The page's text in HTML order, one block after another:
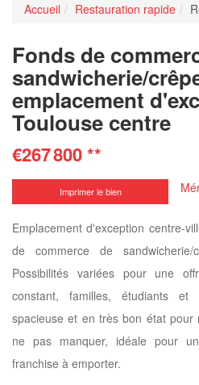
Accueil Restauration rapide
Fonds de
sandwicherie/
emplacement
Toulouse centre
€267 800**
Imprimer le bien
Emplacement d'exception centre-
de commerce de sandwicherie/
Possibilités variées pour une
constant, familles, étudiants et
spacieuse et en très bon état
ne pas manquer, idéale pour
franchise à emporter.